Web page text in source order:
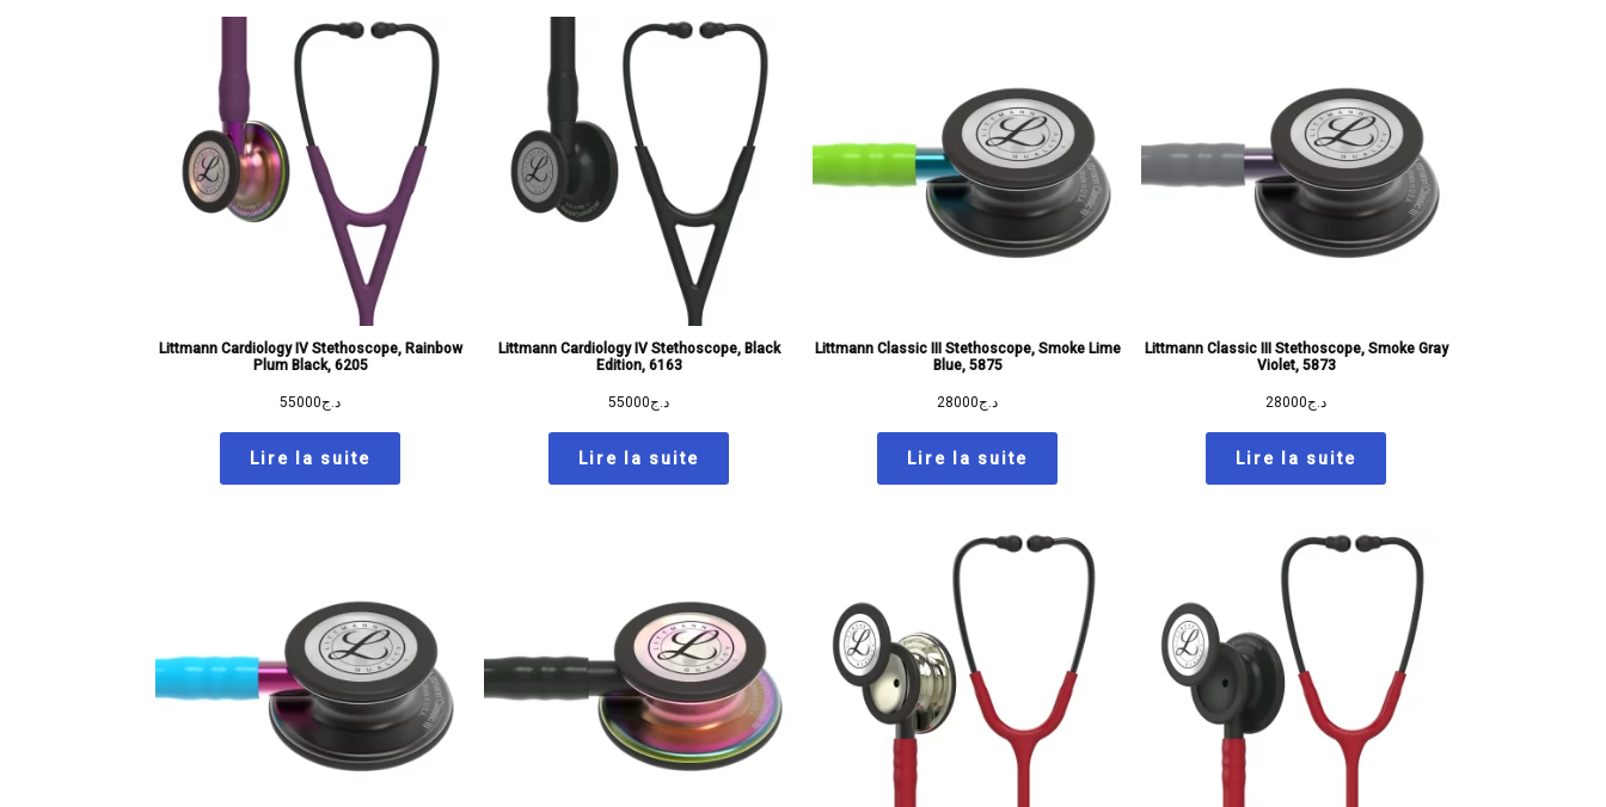
Littmann Cardiology IV Stethoscope, Rainbow
Plum Black, 6205
د.ج55000
Lire la suite
Littmann Cardiology IV Stethoscope, Black
Edition, 6163
د.ج55000
Lire la suite
Littmann Classic III Stethoscope, Smoke Lime
Blue, 5875
د.ج28000
Lire la suite
Littmann Classic III Stethoscope, Smoke Gray
Violet, 5873
د.ج28000
Lire la suite